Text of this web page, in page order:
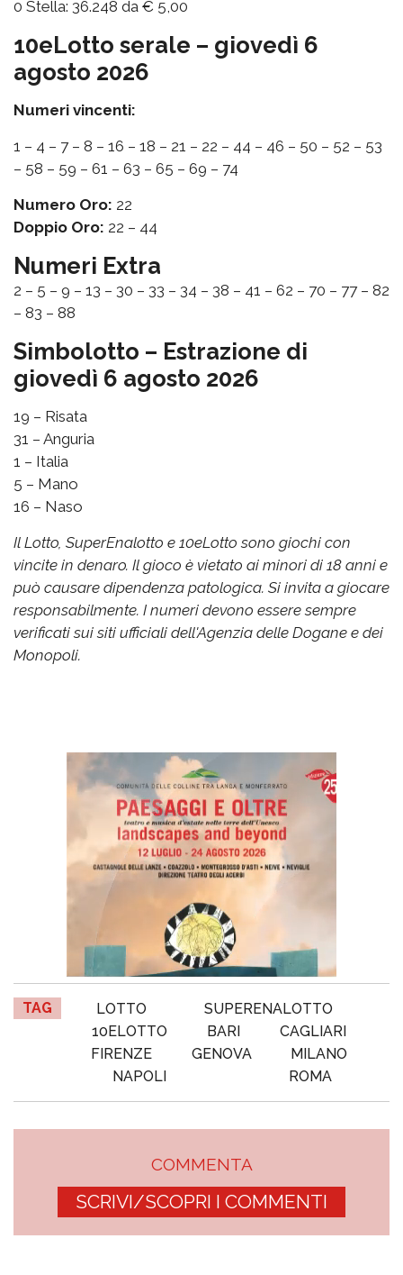
0 Stella: 36.248 da € 5,00
10eLotto serale – giovedì 6
agosto 2026
Numeri vincenti:
1 – 4 – 7 – 8 – 16 – 18 – 21 – 22 – 44 – 46 – 50 – 52 – 53
– 58 – 59 – 61 – 63 – 65 – 69 – 74
Numero Oro: 22
Doppio Oro: 22 – 44
Numeri Extra
2 – 5 – 9 – 13 – 30 – 33 – 34 – 38 – 41 – 62 – 70 – 77 – 82
– 83 – 88
Simbolotto – Estrazione di
giovedì 6 agosto 2026
19 – Risata
31 – Anguria
1 – Italia
5 – Mano
16 – Naso
Il Lotto, SuperEnalotto e 10eLotto sono giochi con
vincite in denaro. Il gioco è vietato ai minori di 18 anni e
può causare dipendenza patologica. Si invita a giocare
responsabilmente. I numeri devono essere sempre
verificati sui siti ufficiali dell'Agenzia delle Dogane e dei
Monopoli.
TAG LOTTO
SUPERENALOTTO
10ELOTTO
BARI
CAGLIARI
FIRENZE
GENOVA
MILANO
NAPOLI
ROMA
COMMENTA
SCRIVI/SCOPRI I COMMENTI